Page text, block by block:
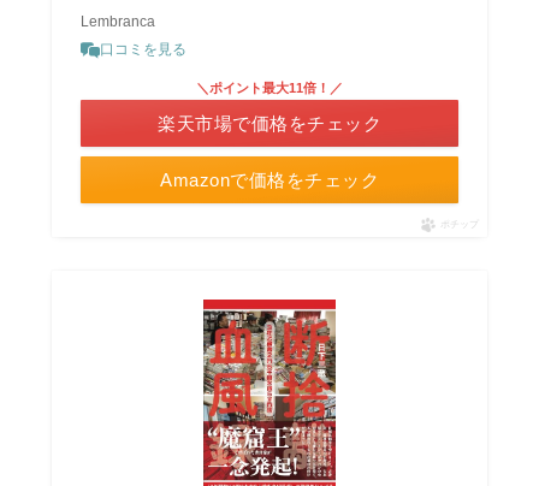
Lembranca
口コミを見る
Amazonで価格をチェック
＼ポイント最大11倍！／
楽天市場で価格をチェック
ポチップ